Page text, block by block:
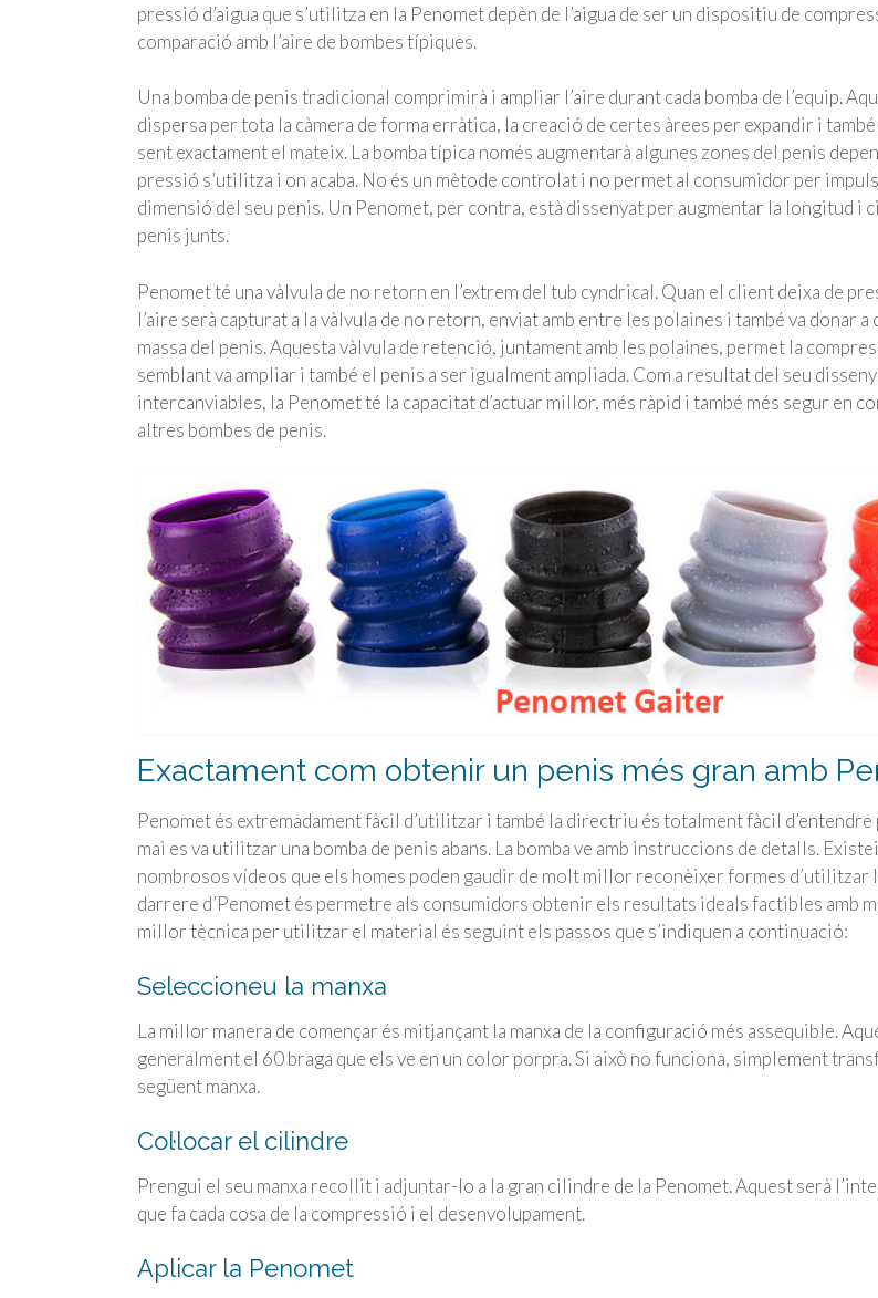
pressió d’aigua que s’utilitza en la Penomet depèn de l’aigua de ser un dispositiu de
comparació amb l’aire de bombes típiques.
Una bomba de penis tradicional comprimirà i ampliar l’aire durant cada bomba de l’equip.
dispersa per tota la càmera de forma erràtica, la creació de certes àrees per expandir i
sent exactament el mateix. La bomba típica només augmentarà algunes zones del penis
pressió s’utilitza i on acaba. No és un mètode controlat i no permet al consumidor per
dimensió del seu penis. Un Penomet, per contra, està dissenyat per augmentar la longitud i
penis junts.
Penomet té una vàlvula de no retorn en l’extrem del tub cyndrical. Quan el client deixa de
l’aire serà capturat a la vàlvula de no retorn, enviat amb entre les polaines i també va donar
massa del penis. Aquesta vàlvula de retenció, juntament amb les polaines, permet la
semblant va ampliar i també el penis a ser igualment ampliada. Com a resultat del seu
intercanviables, la Penomet té la capacitat d’actuar millor, més ràpid i també més segur en
altres bombes de penis.
Exactament com obtenir un penis més gran amb
Penomet és extremadament fàcil d’utilitzar i també la directriu és totalment fàcil d’entendre
mai es va utilitzar una bomba de penis abans. La bomba ve amb instruccions de detalls.
nombrosos vídeos que els homes poden gaudir de molt millor reconèixer formes d’utilitzar
darrere d’Penomet és permetre als consumidors obtenir els resultats ideals factibles amb
millor tècnica per utilitzar el material és seguint els passos que s’indiquen a continuació:
Seleccioneu la manxa
La millor manera de començar és mitjançant la manxa de la configuració més assequible.
generalment el 60 braga que els ve en un color porpra. Si això no funciona, simplement
següent manxa.
Col·locar el cilindre
Prengui el seu manxa recollit i adjuntar-lo a la gran cilindre de la Penomet. Aquest serà
que fa cada cosa de la compressió i el desenvolupament.
Aplicar la Penomet